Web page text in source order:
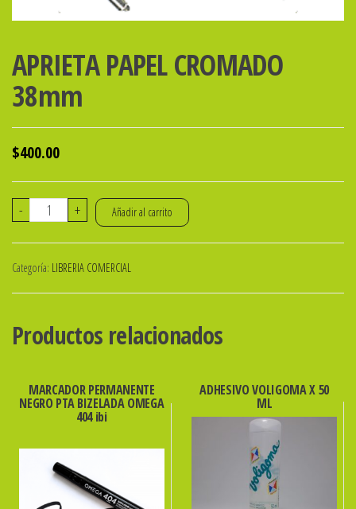
APRIETA PAPEL CROMADO
38mm
$400.00
-
APRIETA
38mm
cantidad
+ Añadir al carrito
Categoría: LIBRERIA COMERCIAL
Productos relacionados
MARCADOR PERMANENTE
NEGRO PTA BIZELADA OMEGA
404 ibi
ADHESIVO VOLIGOMA X 50
ML